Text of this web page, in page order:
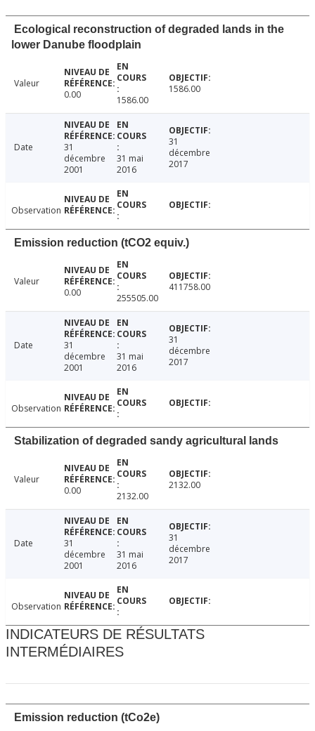
Ecological reconstruction of degraded lands in the
lower Danube floodplain
Valeur
0.00
1586.00
1586.00
Date
31
décembre
2001
31 mai
2016
31
décembre
2017
Observation
Emission reduction (tCO2 equiv.)
Valeur
0.00
255505.00
411758.00
Date
31
décembre
2001
31 mai
2016
31
décembre
2017
Observation
Stabilization of degraded sandy agricultural lands
Valeur
0.00
2132.00
2132.00
Date
31
décembre
2001
31 mai
2016
31
décembre
2017
Observation
INDICATEURS DE RÉSULTATS
INTERMÉDIAIRES
Emission reduction (tCo2e)